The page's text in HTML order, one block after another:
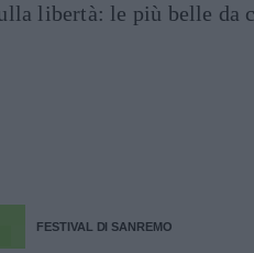
libertà: le più belle da
FESTIVAL DI SANREMO